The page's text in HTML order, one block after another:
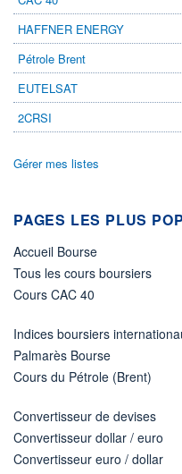
BAISSE
0,000
RENDEMENT
ESTIMÉ 2026
-
DERNIER
-
Non éligible
Boursobank
HAFFNER ENERGY
Pétrole Brent
EUTELSAT
2CRSI
Gérer mes listes
PAGES LES PLUS
Accueil Bourse
Tous les cours boursiers
Cours CAC 40
Indices boursiers
Palmarès Bourse
Cours du Pétrole (Brent)
Convertisseur de devises
Convertisseur dollar / euro
Convertisseur euro / dollar